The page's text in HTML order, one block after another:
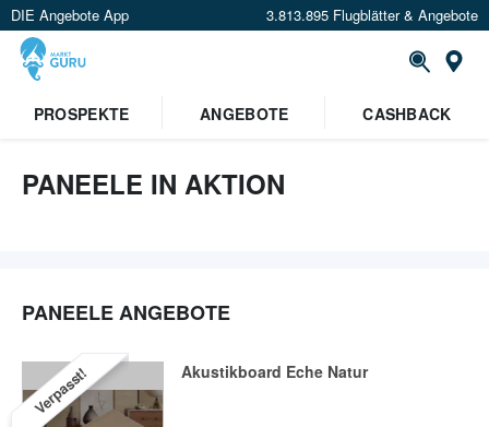
DIE Angebote App 3.813.895 Flugblätter & Angebote
PROSPEKTE
ANGEBOTE CASHBACK
PANEELE IN AKTION
PANEELE ANGEBOTE
Verpasst! Akustikboard Eche Natur